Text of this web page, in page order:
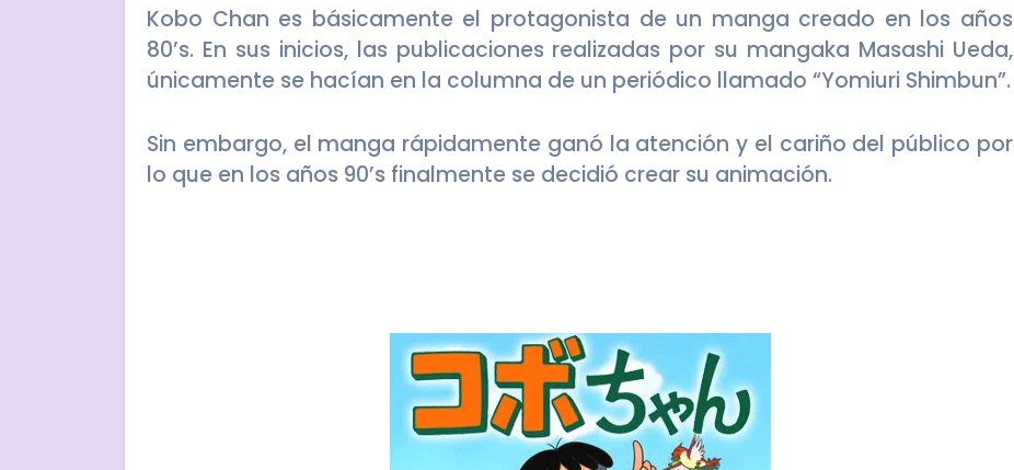
Kobo Chan es básicamente el protagonista de un manga creado en los años
80’s. En sus inicios, las publicaciones realizadas por su mangaka Masashi Ueda,
únicamente se hacían en la columna de un periódico llamado “Yomiuri Shimbun”.
Sin embargo, el manga rápidamente ganó la atención y el cariño del público por
lo que en los años 90’s finalmente se decidió crear su animación.